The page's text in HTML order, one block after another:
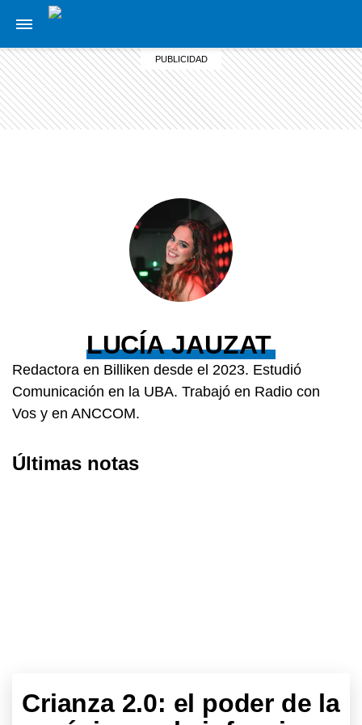
LUCÍA JAUZAT
Redactora en Billiken desde el 2023. Estudió
Comunicación en la UBA. Trabajó en Radio con
Vos y en ANCCOM.
Últimas notas
Crianza 2.0: el poder de la